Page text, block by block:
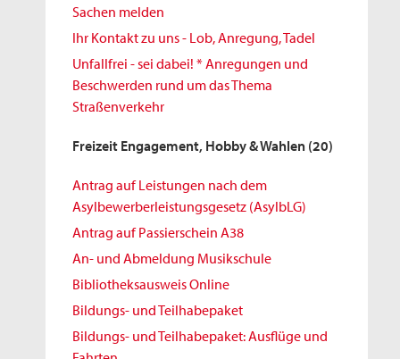
Sachen melden
Ihr Kontakt zu uns - Lob, Anregung, Tadel
Unfallfrei - sei dabei! * Anregungen und
Beschwerden rund um das Thema
Straßenverkehr
Freizeit Engagement, Hobby & Wahlen (20)
Antrag auf Leistungen nach dem
Asylbewerberleistungsgesetz (AsylbLG)
Antrag auf Passierschein A38
An- und Abmeldung Musikschule
Bibliotheksausweis Online
Bildungs- und Teilhabepaket
Bildungs- und Teilhabepaket: Ausflüge und